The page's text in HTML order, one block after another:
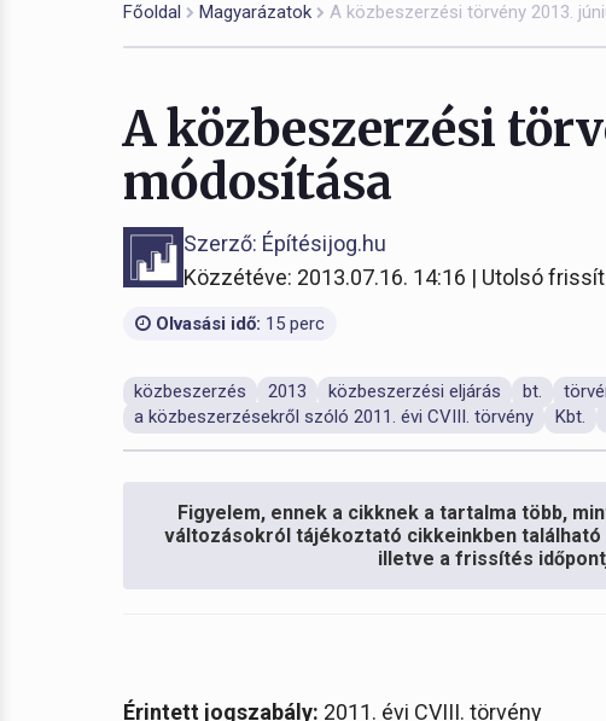
Főoldal Magyarázatok A közbeszerzési törvény 2013.
A közbeszerzési
módosítása
Szerző: Építésijog.hu
Közzétéve: 2013.07.16. 14:16 | Utolsó
Olvasási idő: 15 perc
közbeszerzés 2013 közbeszerzési eljárás bt.
a közbeszerzésekről szóló 2011. évi CVIII. törvény
Kbt.
Figyelem, ennek a cikknek a tartalma több,
változásokról tájékoztató cikkeinkben
illetve a frissítés
Érintett jogszabály: 2011. évi CVIII. törvény